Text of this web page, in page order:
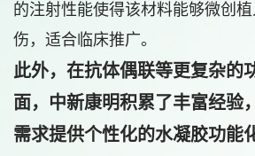
的注射性能使得该材料能够微创
伤，适合临床推广。
此外，在抗体偶联等更复杂的
面，中新康明积累了丰富经验
需求提供个性化的水凝胶功能